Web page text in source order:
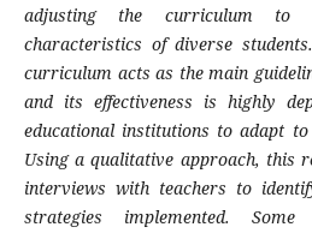
adjusting the curriculum to
characteristics of diverse
curriculum acts as the main
and its effectiveness is highly
educational institutions to adapt
Using a qualitative approach, this
interviews with teachers to
strategies implemented.